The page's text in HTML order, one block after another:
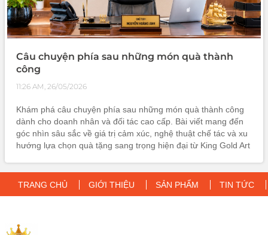
Câu chuyện phía sau những món quà thành
công
11:26 AM, 26/05/2026
Khám phá câu chuyện phía sau những món quà thành công
dành cho doanh nhân và đối tác cao cấp. Bài viết mang đến
góc nhìn sâu sắc về giá trị cảm xúc, nghệ thuật chế tác và xu
hướng lựa chọn quà tặng sang trọng hiện đại từ King Gold Art
thời gian.
TRANG CHỦ GIỚI THIỆU SẢN PHẨM TIN TỨC